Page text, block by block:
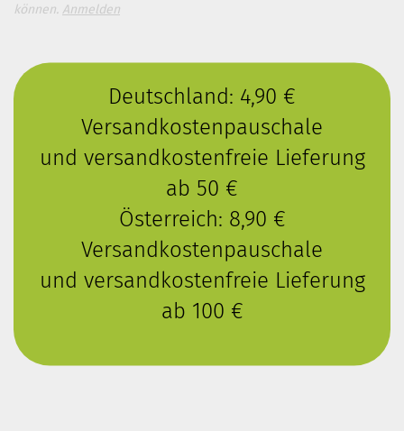
können. Anmelden
Deutschland: 4,90 €
Versandkostenpauschale
und versandkostenfreie Lieferung
ab 50 €
Österreich: 8,90 €
Versandkostenpauschale
und versandkostenfreie Lieferung
ab 100 €